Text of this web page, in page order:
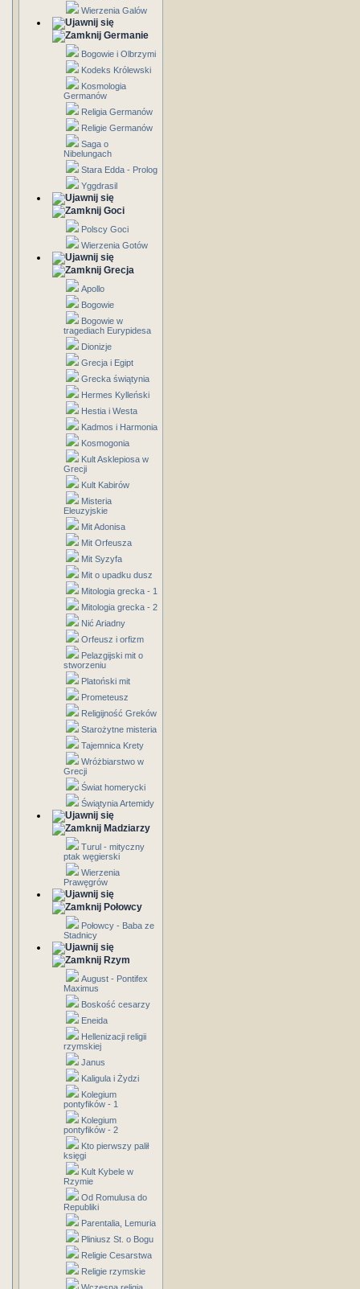
Wierzenia Galów
Germanie
Bogowie i Olbrzymi
Kodeks Królewski
Kosmologia
Germanów
Religia Germanów
Religie Germanów
Saga o
Nibelungach
Stara Edda - Prolog
Yggdrasil
Goci
Polscy Goci
Wierzenia Gotów
Grecja
Apollo
Bogowie
Bogowie w
tragediach Eurypidesa
Dionizje
Grecja i Egipt
Grecka świątynia
Hermes Kylleński
Hestia i Westa
Kadmos i Harmonia
Kosmogonia
Kult Asklepiosa w
Grecji
Kult Kabirów
Misteria
Eleuzyjskie
Mit Adonisa
Mit Orfeusza
Mit Syzyfa
Mit o upadku dusz
Mitologia grecka - 1
Mitologia grecka - 2
Nić Ariadny
Orfeusz i orfizm
Pelazgijski mit o
stworzeniu
Platoński mit
Prometeusz
Religijność Greków
Starożytne misteria
Tajemnica Krety
Wróżbiarstwo w
Grecji
Świat homerycki
Świątynia Artemidy
Madziarzy
Turul - mityczny
ptak węgierski
Wierzenia
Prawęgrów
Połowcy
Połowcy - Baba ze
Stadnicy
Rzym
August - Pontifex
Maximus
Boskość cesarzy
Eneida
Hellenizacji religii
rzymskiej
Janus
Kaligula i Żydzi
Kolegium
pontyfików - 1
Kolegium
pontyfików - 2
Kto pierwszy palił
księgi
Kult Kybele w
Rzymie
Od Romulusa do
Republiki
Parentalia, Lemuria
Pliniusz St. o Bogu
Religie Cesarstwa
Religie rzymskie